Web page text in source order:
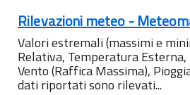
Rilevazioni meteo -
Valori estremali (massimi e
Relativa, Temperatura
Vento (Raffica Massima),
dati riportati sono rilevati...